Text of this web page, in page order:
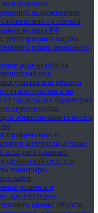
на размещение
со статьей
кодекса РФ
регистрация и выдача
плана земельного
разрешений на
вид
участка или объекта
строительства и на
от предельных параметров
строительства,
объектов капитального
и
материала, а также
исходной планово-
сети для
топографо-
работ
решения о
архитектурно-
облика объекта